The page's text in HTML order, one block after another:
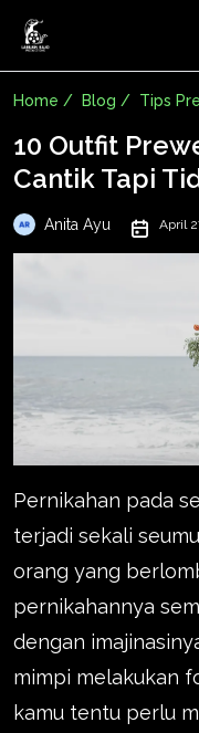
Home / Blog / Tips
10 Outfit
Cantik Tapi
Anita Ayu April
Pernikahan pada
terjadi sekali
orang yang
pernikahannya
dengan
mimpi melakukan
kamu tentu perlu